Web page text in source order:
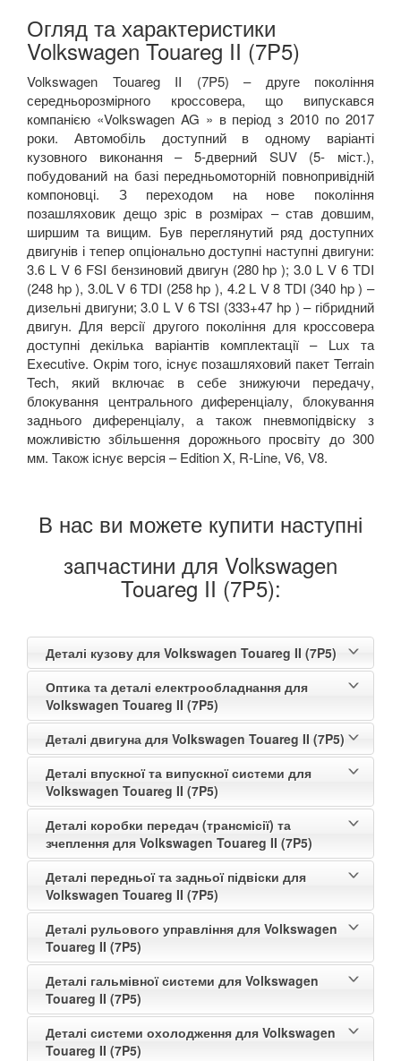
Огляд та характеристики
Volkswagen Touareg II (7P5)
Volkswagen Touareg II (7P5) – друге покоління
середньорозмірного кроссовера, що випускався
компанією «Volkswagen AG » в період з 2010 по 2017
роки. Автомобіль доступний в одному варіанті
кузовного виконання – 5-дверний SUV (5- міст.),
побудований на базі передньомоторній повнопривідній
компоновці. З переходом на нове покоління
позашляховик дещо зріс в розмірах – став довшим,
ширшим та вищим. Був переглянутий ряд доступних
двигунів і тепер опціонально доступні наступні двигуни:
3.6 L V 6 FSI бензиновий двигун (280 hp ); 3.0 L V 6 TDI
(248 hp ), 3.0L V 6 TDI (258 hp ), 4.2 L V 8 TDI (340 hp ) –
дизельні двигуни; 3.0 L V 6 TSI (333+47 hp ) – гібридний
двигун. Для версії другого покоління для кроссовера
доступні декілька варіантів комплектації – Lux та
Executive. Окрім того, існує позашляховий пакет Terrain
Tech, який включає в себе знижуючи передачу,
блокування центрального диференціалу, блокування
заднього диференціалу, а також пневмопідвіску з
можливістю збільшення дорожнього просвіту до 300
мм. Також існує версія – Edition X, R-Line, V6, V8.
В нас ви можете купити наступні
запчастини для Volkswagen
Touareg II (7P5):
Деталі кузову для Volkswagen Touareg II (7P5)
Оптика та деталі електрообладнання для
Volkswagen Touareg II (7P5)
Деталі двигуна для Volkswagen Touareg II (7P5)
Деталі впускної та випускної системи для
Volkswagen Touareg II (7P5)
Деталі коробки передач (трансмісії) та
зчеплення для Volkswagen Touareg II (7P5)
Деталі передньої та задньої підвіски для
Volkswagen Touareg II (7P5)
Деталі рульового управління для Volkswagen
Touareg II (7P5)
Деталі гальмівної системи для Volkswagen
Touareg II (7P5)
Деталі системи охолодження для Volkswagen
Touareg II (7P5)